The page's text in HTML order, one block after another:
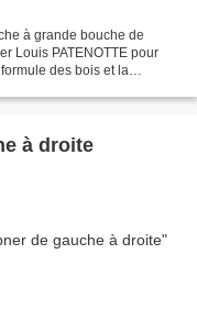
à grande bouche de
Louis PATENOTTE pour
des bois et la
à droite